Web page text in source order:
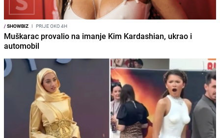
/SHOWBIZ I PRIJE OKO 4H
Muškarac provalio na imanje Kim Kardashian, ukrao i
automobil